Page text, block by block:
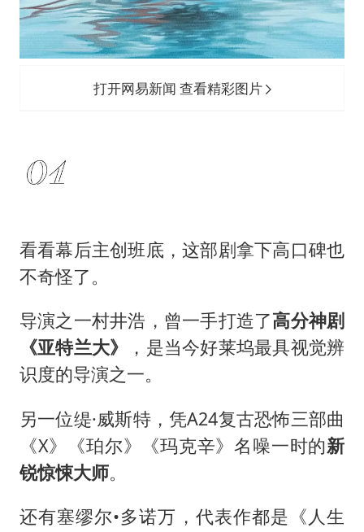
打开网易新闻 查看精彩图片
看看幕后主创班底，这部剧拿下高口碑也
不奇怪了。
导演之一村井浩，曾一手打造了高分神剧
《亚特兰大》
，是当今好莱坞最具视觉辨
识度的导演之一。
另一位缇·威斯特，凭A24复古恐怖三部曲
《X》《珀尔》《玛克辛》名噪一时的新
锐惊悚大师。
还有塞缪尔•多诺万，代表作都是《人生